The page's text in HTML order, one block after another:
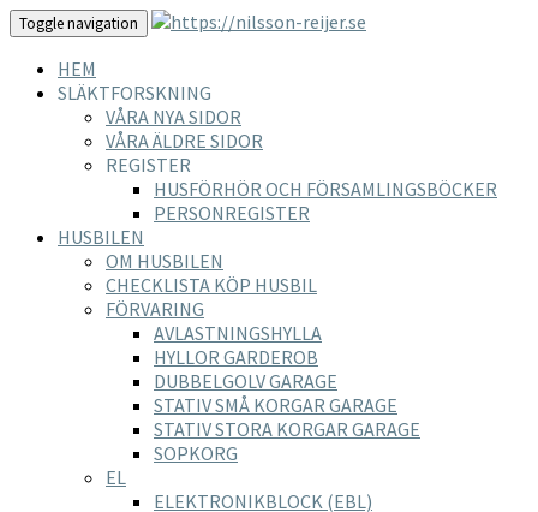
Toggle navigation
HEM
SLÄKTFORSKNING
VÅRA NYA SIDOR
VÅRA ÄLDRE SIDOR
REGISTER
HUSFÖRHÖR OCH FÖRSAMLINGSBÖCKER
PERSONREGISTER
HUSBILEN
OM HUSBILEN
CHECKLISTA KÖP HUSBIL
FÖRVARING
AVLASTNINGSHYLLA
HYLLOR GARDEROB
DUBBELGOLV GARAGE
STATIV SMÅ KORGAR GARAGE
STATIV STORA KORGAR GARAGE
SOPKORG
EL
ELEKTRONIKBLOCK (EBL)